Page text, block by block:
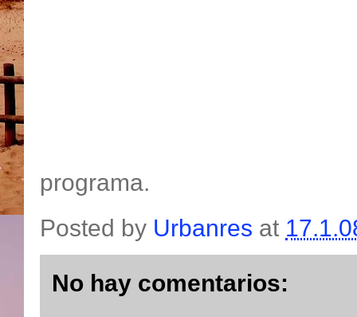
programa.
Posted by Urbanres at
No hay comentarios: